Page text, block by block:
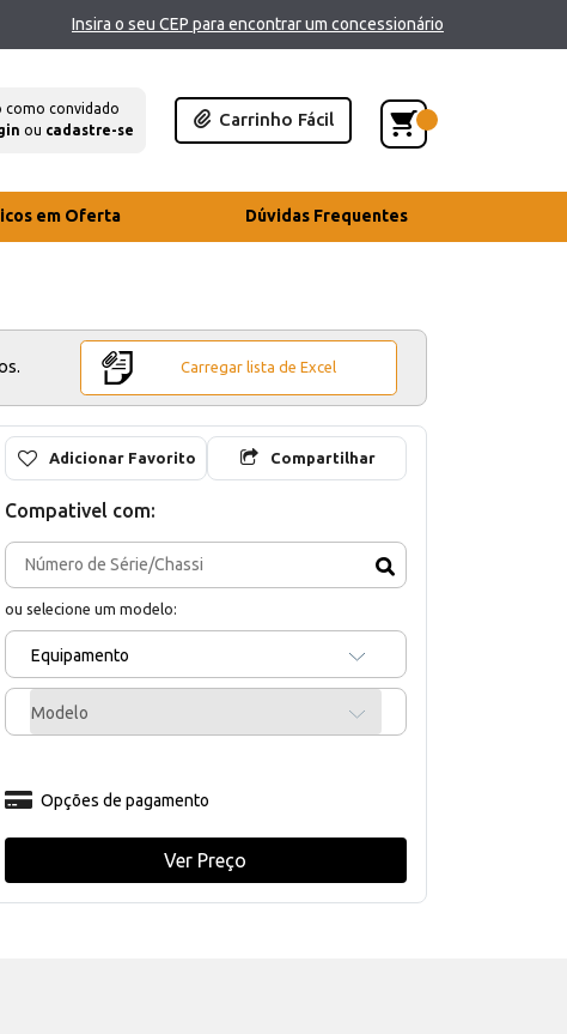
Insira o seu CEP para encontrar um concessionário
como convidado
ou cadastre-se
Carrinho Fácil
em Oferta Dúvidas Frequentes
Carregar lista de Excel
Adicionar Favorito Compartilhar
Compativel com:
ou selecione um modelo:
Equipamento
Modelo
Opções de pagamento
Ver Preço